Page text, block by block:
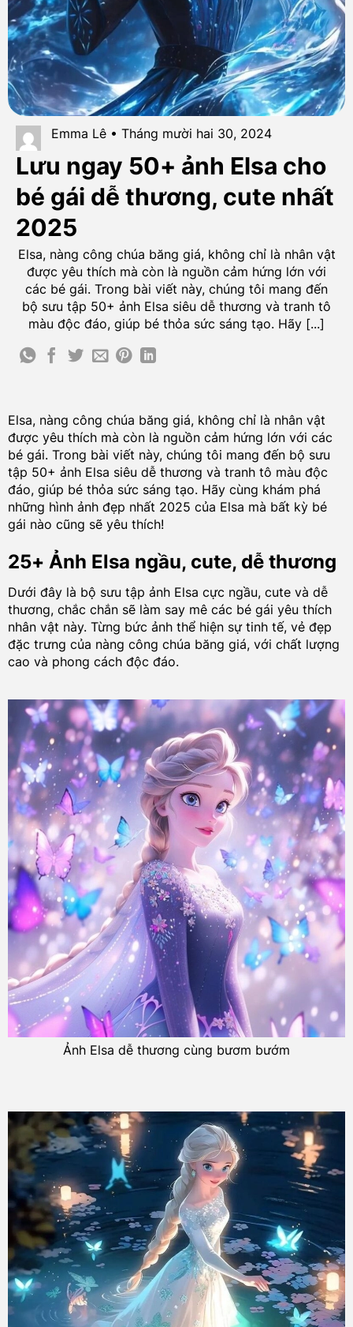
Emma Lê • Tháng mười hai 30, 2024
Lưu ngay 50+ ảnh Elsa cho
bé gái dễ thương, cute nhất
2025
Elsa, nàng công chúa băng giá, không chỉ là nhân vật
được yêu thích mà còn là nguồn cảm hứng lớn với
các bé gái. Trong bài viết này, chúng tôi mang đến
bộ sưu tập 50+ ảnh Elsa siêu dễ thương và tranh tô
màu độc đáo, giúp bé thỏa sức sáng tạo. Hãy [...]
Elsa, nàng công chúa băng giá, không chỉ là nhân vật
được yêu thích mà còn là nguồn cảm hứng lớn với các
bé gái. Trong bài viết này, chúng tôi mang đến bộ sưu
tập 50+ ảnh Elsa siêu dễ thương và tranh tô màu độc
đáo, giúp bé thỏa sức sáng tạo. Hãy cùng khám phá
những hình ảnh đẹp nhất 2025 của Elsa mà bất kỳ bé
gái nào cũng sẽ yêu thích!
25+ Ảnh Elsa ngầu, cute, dễ thương
Dưới đây là bộ sưu tập ảnh Elsa cực ngầu, cute và dễ
thương, chắc chắn sẽ làm say mê các bé gái yêu thích
nhân vật này. Từng bức ảnh thể hiện sự tinh tế, vẻ đẹp
đặc trưng của nàng công chúa băng giá, với chất lượng
cao và phong cách độc đáo.
Ảnh Elsa dễ thương cùng bươm bướm